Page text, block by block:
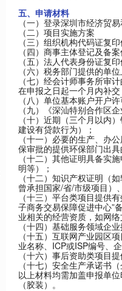
五、申请材料
（一）登录深圳市经济贸
（二）项目实施方案
（三）组织机构代码证复
（四）商事主体登记及备
（五）法人代表身份证复
（六）税务部门提供的单
（七）经会计师事务所审
在申报之日起一个月内补
（八）单位基本账户开户
（九）《深汕特别合作区
（十）近期（三个月以内
建设有贷款行为）；
（十一）必要的生产、办
保审批的提供环保部门出
（十二）其他证明具备实
明等）；
（十二）知识产权证明（
曾承担国家/省/市级项目）
（十三）平台类项目提供
子商务交易保障促进中心”
业相关的经营资质，如网
（十四）基础服务领域企
（十五）互联网产业园区
业名称、ICP或ISP编号、
（十六）事后资助类项目
（十七）安全生产承诺书
以上材料均需加盖申报单
（胶装）。